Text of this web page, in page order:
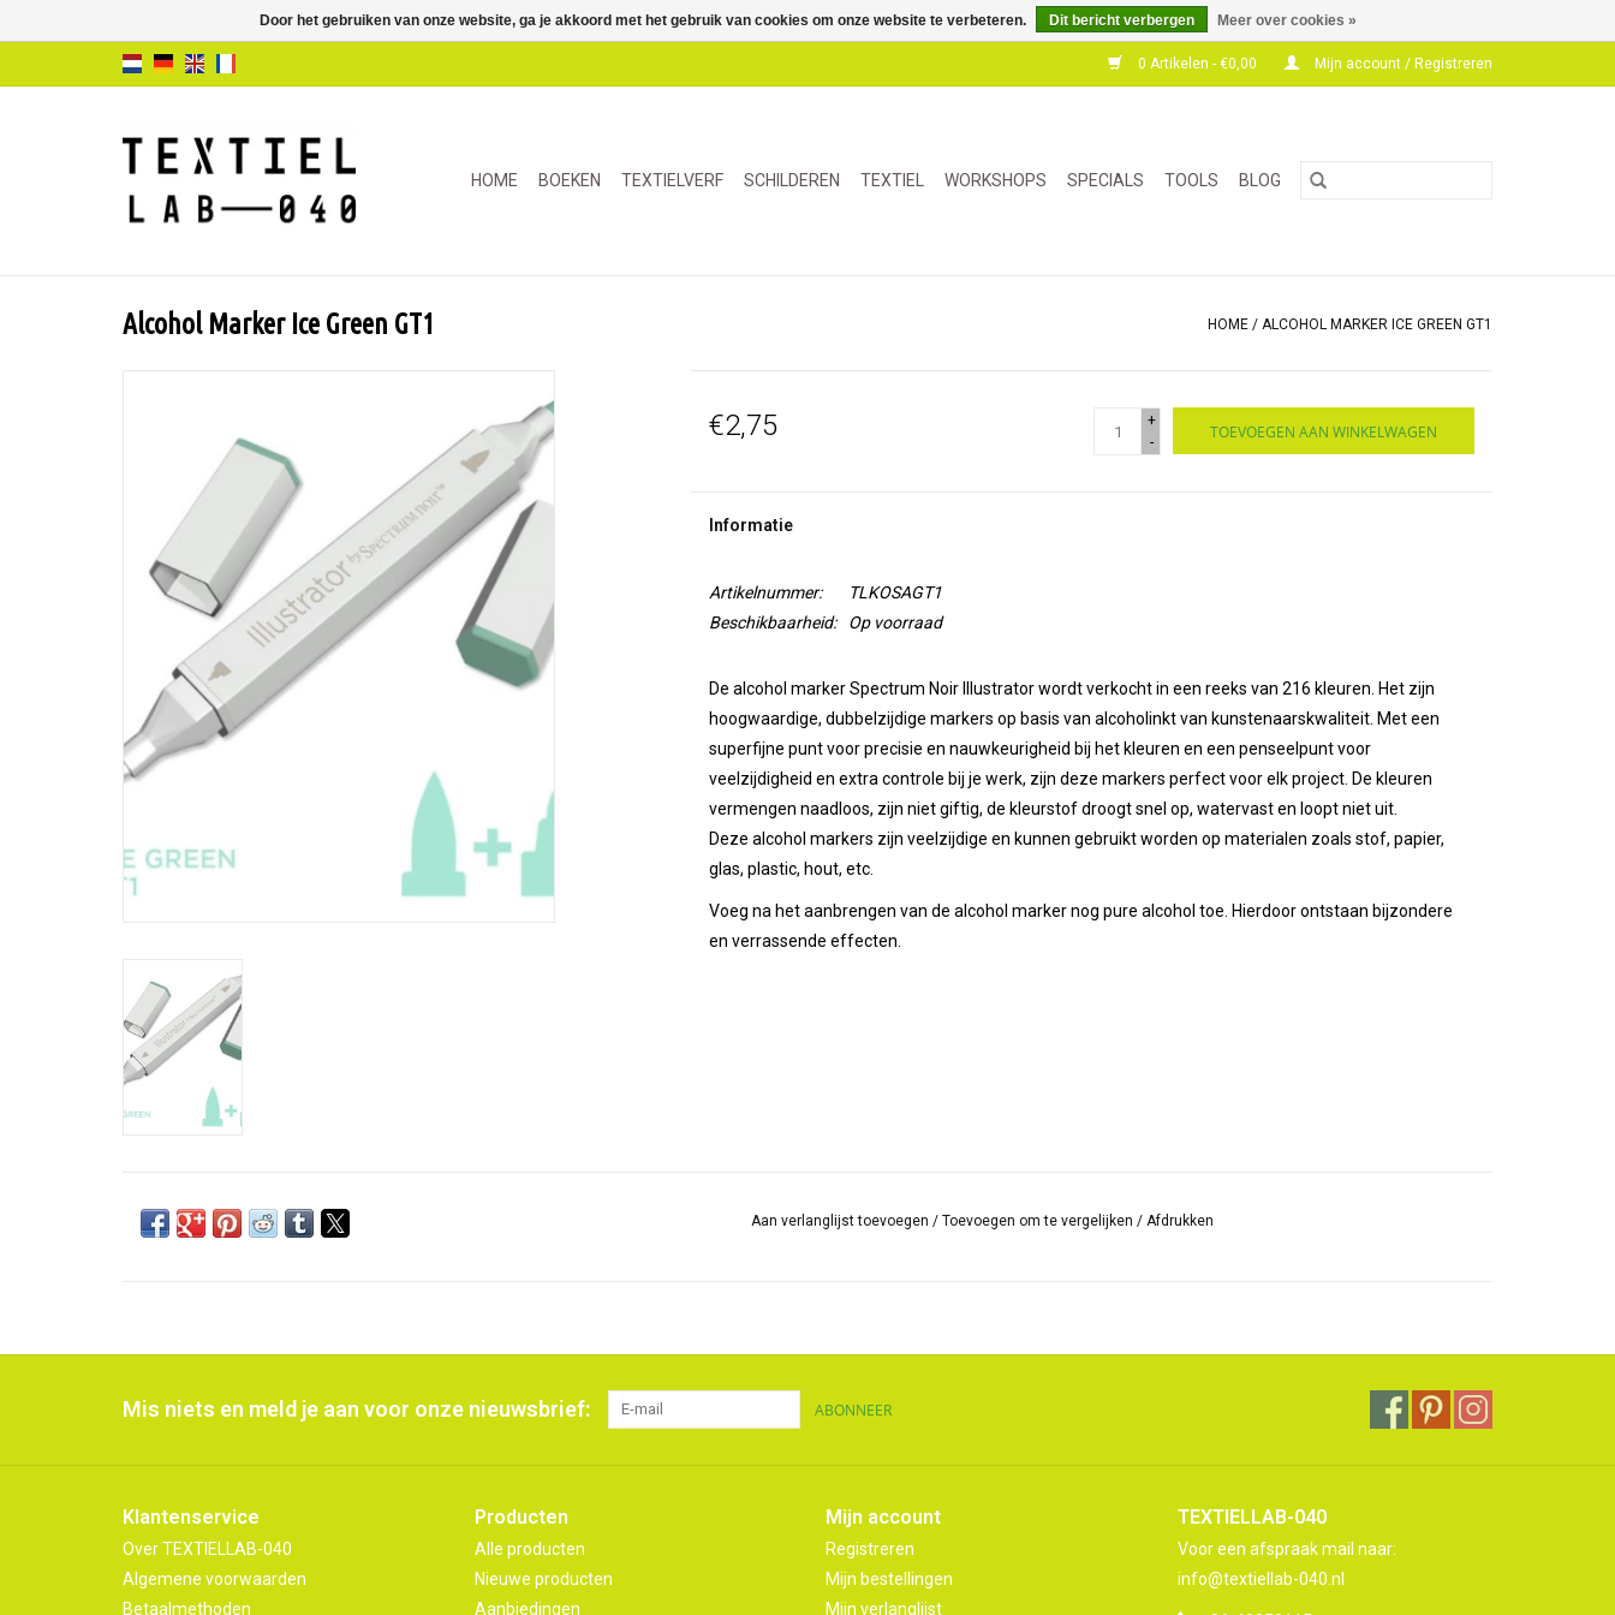
0 Artikelen - €0,00 Mijn account / Registreren
HOME BOEKEN TEXTIELVERF SCHILDEREN TEXTIEL WORKSHOPS SPECIALS TOOLS BLOG
Alcohol Marker Ice Green GT1 HOME / ALCOHOL MARKER ICE GREEN GT1
€2,75
+
-
TOEVOEGEN AAN WINKELWAGEN
Informatie
Artikelnummer:
TLKOSAGT1
Beschikbaarheid:
Op voorraad
De alcohol marker Spectrum Noir Illustrator wordt verkocht in een reeks van 216 kleuren. Het zijn
hoogwaardige, dubbelzijdige markers op basis van alcoholinkt van kunstenaarskwaliteit. Met een
superfijne punt voor precisie en nauwkeurigheid bij het kleuren en een penseelpunt voor
veelzijdigheid en extra controle bij je werk, zijn deze markers perfect voor elk project. De kleuren
vermengen naadloos, zijn niet giftig, de kleurstof droogt snel op, watervast en loopt niet uit.
Deze alcohol markers zijn veelzijdige en kunnen gebruikt worden op materialen zoals stof, papier,
glas, plastic, hout, etc.
Voeg na het aanbrengen van de alcohol marker nog pure alcohol toe. Hierdoor ontstaan bijzondere
en verrassende effecten.
Aan verlanglijst toevoegen /Toevoegen om te vergelijken / Afdrukken
Mis niets en meld je aan voor onze nieuwsbrief: ABONNEER
Klantenservice
Over TEXTIELLAB-040
Algemene voorwaarden
Betaalmethoden
Producten
Alle producten
Nieuwe producten
Aanbiedingen
Mijn account
Registreren
Mijn bestellingen
Mijn verlanglijst
TEXTIELLAB-040
Voor een afspraak mail naar:
info@textiellab-040.nl
Door het gebruiken van onze website, ga je akkoord met het gebruik van cookies om onze website te verbeteren. Dit bericht verbergen Meer over cookies »